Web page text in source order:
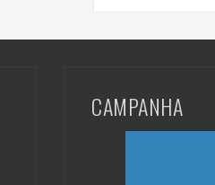
CAMPANHA